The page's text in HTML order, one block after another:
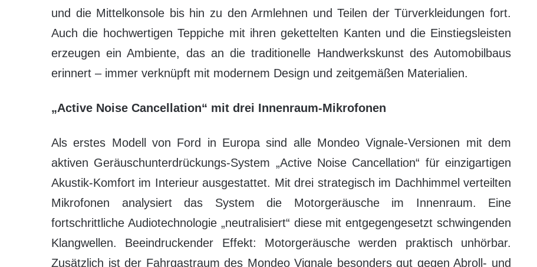
und die Mittelkonsole bis hin zu den Armlehnen und Teilen der Türverkleidungen fort.
Auch die hochwertigen Teppiche mit ihren gekettelten Kanten und die Einstiegsleisten
erzeugen ein Ambiente, das an die traditionelle Handwerkskunst des Automobilbaus
erinnert – immer verknüpft mit modernem Design und zeitgemäßen Materialien.
„Active Noise Cancellation“ mit drei Innenraum-Mikrofonen
Als erstes Modell von Ford in Europa sind alle Mondeo Vignale-Versionen mit dem
aktiven Geräuschunterdrückungs-System „Active Noise Cancellation“ für einzigartigen
Akustik-Komfort im Interieur ausgestattet. Mit drei strategisch im Dachhimmel verteilten
Mikrofonen analysiert das System die Motorgeräusche im Innenraum. Eine
fortschrittliche Audiotechnologie „neutralisiert“ diese mit entgegengesetzt schwingenden
Klangwellen. Beeindruckender Effekt: Motorgeräusche werden praktisch unhörbar.
Zusätzlich ist der Fahrgastraum des Mondeo Vignale besonders gut gegen Abroll- und